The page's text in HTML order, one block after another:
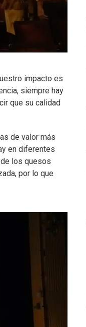
impacto es
siempre hay
que su calidad
de valor más
en diferentes
los quesos
por lo que